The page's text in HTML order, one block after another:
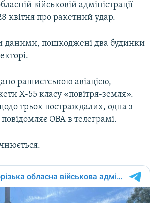
військовій адміністрації
квітня про ракетний удар.
даними, пошкоджені два будинки
рашистською авіацією,
Х-55 класу «повітря-земля».
трьох постраждалих, одна з
ОВА в телеграмі.